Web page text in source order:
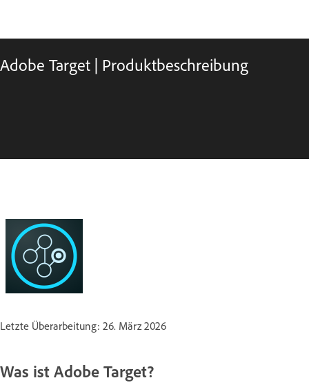
Adobe Target | Produktbeschreibung
Letzte Überarbeitung: 26. März 2026
Was ist Adobe Target?